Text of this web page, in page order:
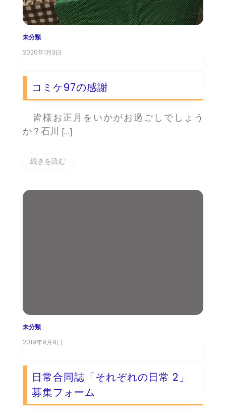
未分類
2020年1月3日
コミケ97の感謝
皆様お正月をいかがお過ごしでしょう
か？石川 […]
続きを読む
未分類
2019年9月9日
日常合同誌「それぞれの日常 2」
募集フォーム